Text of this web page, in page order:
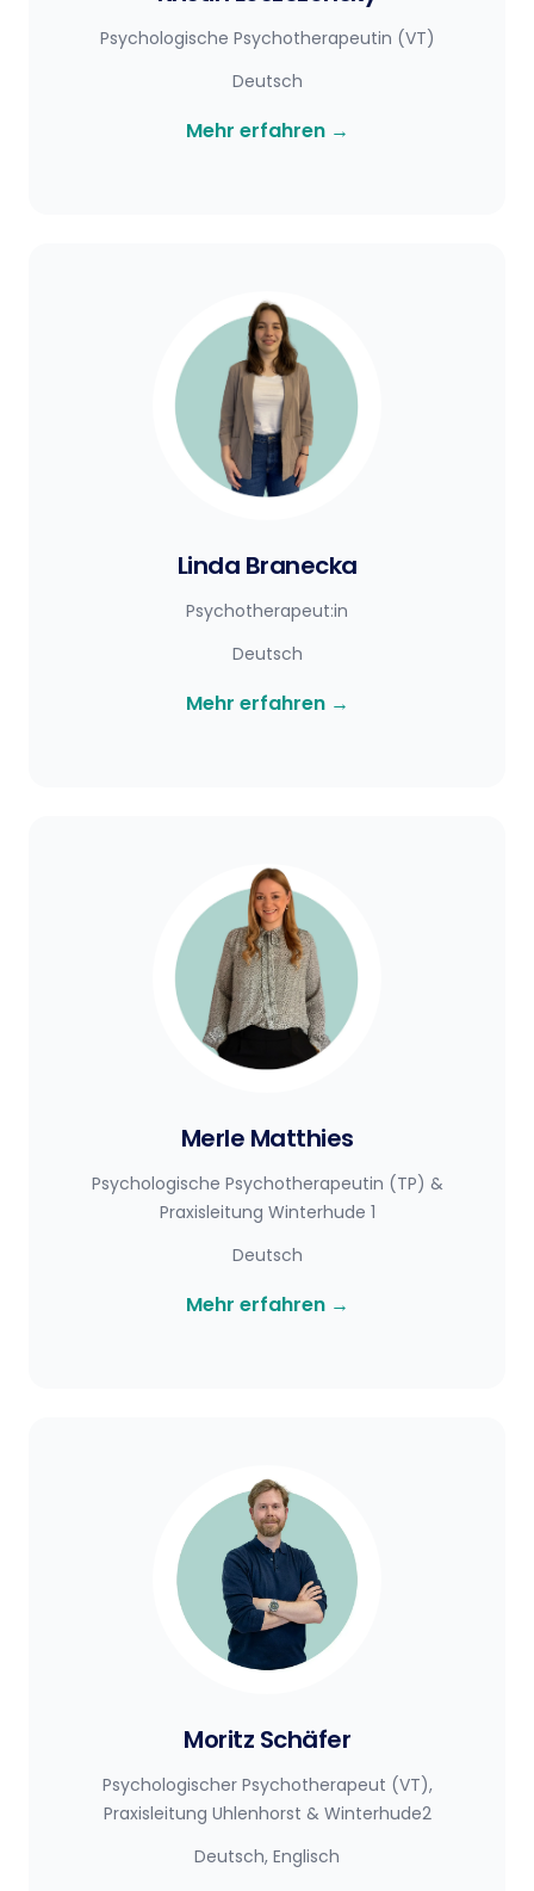
Psychologische Psychotherapeutin (VT)
Deutsch
Mehr erfahren →
Linda Branecka
Psychotherapeut:in
Deutsch
Mehr erfahren →
Merle Matthies
Psychologische Psychotherapeutin (TP) &
Praxisleitung Winterhude 1
Deutsch
Mehr erfahren →
Moritz Schäfer
Psychologischer Psychotherapeut (VT),
Praxisleitung Uhlenhorst & Winterhude2
Deutsch, Englisch